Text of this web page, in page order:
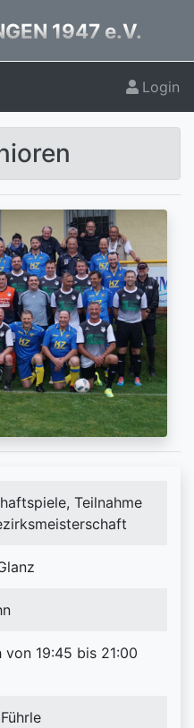
1947 e.V.
Login
Teilnahme
19:45 bis 21:00